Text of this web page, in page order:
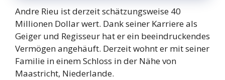
Andre Rieu ist derzeit schätzungsweise 40
Millionen Dollar wert. Dank seiner Karriere als
Geiger und Regisseur hat er ein beeindruckendes
Vermögen angehäuft. Derzeit wohnt er mit seiner
Familie in einem Schloss in der Nähe von
Maastricht, Niederlande.